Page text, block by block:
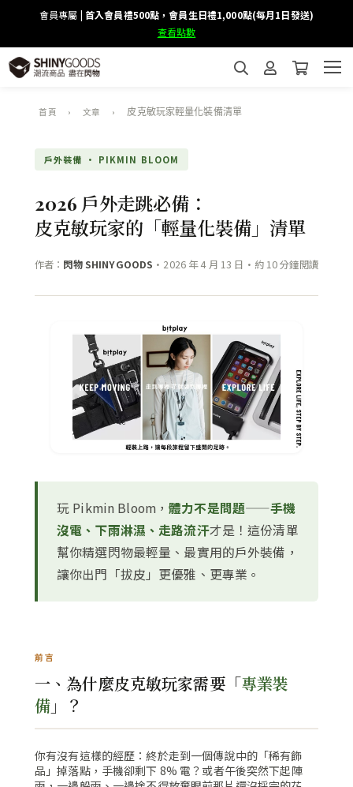
會員專屬 | 首入會員禮500點，會員生日禮1,000點(每月1日發送)
查看點數
首頁 › 文章 › 皮克敏玩家輕量化裝備清單
戶外裝備 · PIKMIN BLOOM
2026 戶外走跳必備：
皮克敏玩家的「輕量化裝備」清單
作者： 閃物 SHINYGOODS · 2026 年 4 月 13 日 · 約 10 分鐘閱讀
玩 Pikmin Bloom，體力不是問題——手機
沒電、下雨淋濕、走路流汗才是！這份清單
幫你精選閃物最輕量、最實用的戶外裝備，
讓你出門「拔皮」更優雅、更專業。
前言
一、為什麼皮克敏玩家需要「專業裝
備 」？
你有沒有這樣的經歷：終於走到一個傳說中的「稀有飾
品」掉落點，手機卻剩下 8% 電？或者午後突然下起陣